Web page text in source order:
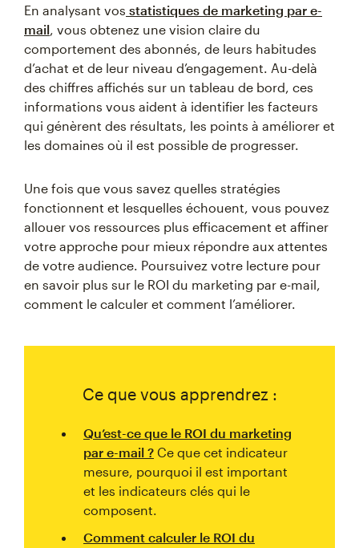
En analysant vos statistiques de marketing par e-
mail, vous obtenez une vision claire du
comportement des abonnés, de leurs habitudes
d’achat et de leur niveau d’engagement. Au-delà
des chiffres affichés sur un tableau de bord, ces
informations vous aident à identifier les facteurs
qui génèrent des résultats, les points à améliorer et
les domaines où il est possible de progresser.
Une fois que vous savez quelles stratégies
fonctionnent et lesquelles échouent, vous pouvez
allouer vos ressources plus efficacement et affiner
votre approche pour mieux répondre aux attentes
de votre audience. Poursuivez votre lecture pour
en savoir plus sur le ROI du marketing par e-mail,
comment le calculer et comment l’améliorer.
Ce que vous apprendrez :
Qu’est-ce que le ROI du marketing
par e-mail ? Ce que cet indicateur
mesure, pourquoi il est important
et les indicateurs clés qui le
composent.
Comment calculer le ROI du